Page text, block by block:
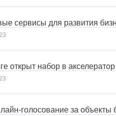
сервисы для развития
открыт набор в
голосование за